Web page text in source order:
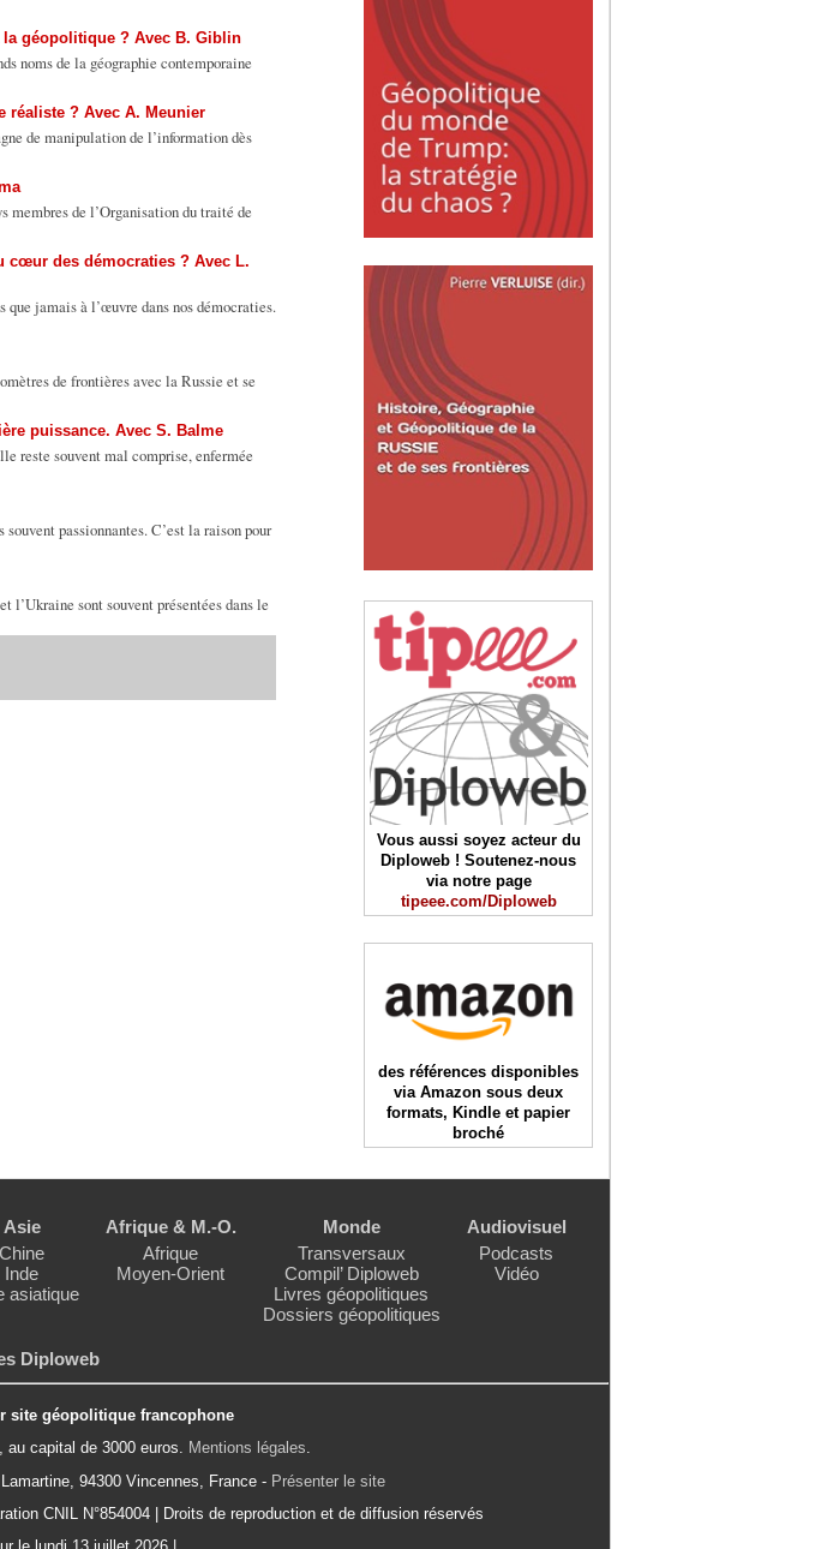
la géopolitique ? Avec B. Giblin
noms de la géographie contemporaine
réaliste ? Avec A. Meunier
de manipulation de l’information dès
membres de l’Organisation du traité de
cœur des démocraties ? Avec L.
jamais à l’œuvre dans nos démocraties.
de frontières avec la Russie et se
puissance. Avec S. Balme
reste souvent mal comprise, enfermée
passionnantes. C’est la raison pour
sont souvent présentées dans le
Vous aussi soyez acteur du
Diploweb ! Soutenez-nous
via notre page
tipeee.com/Diploweb
des références disponibles
via Amazon sous deux
formats, Kindle et papier
broché
Asie
Chine
Inde
asiatique
Afrique & M.-O.
Afrique
Moyen-Orient
Monde
Transversaux
Compil’ Diploweb
Livres géopolitiques
Dossiers géopolitiques
Audiovisuel
Podcasts
Vidéo
Diploweb
site géopolitique francophone
au capital de 3000 euros. Mentions légales.
94300 Vincennes, France - Présenter le site
CNIL N°854004 | Droits de reproduction et de diffusion réservés